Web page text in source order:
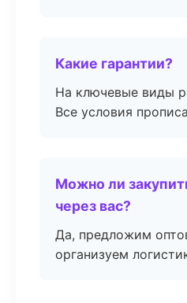
Какие гарантии?
На ключевые виды
Все условия
Можно ли
через вас?
Да, предложим
организуем